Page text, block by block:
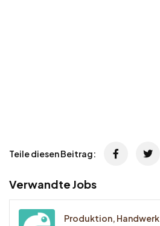
Teile diesen Beitrag:
Verwandte Jobs
Produktion, Handwerk